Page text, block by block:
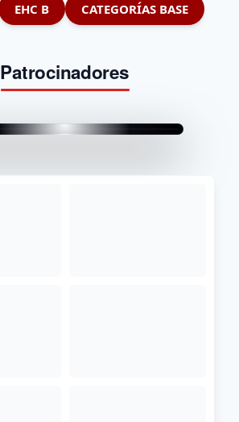
EHC B CATEGORÍAS BASE
Patrocinadores